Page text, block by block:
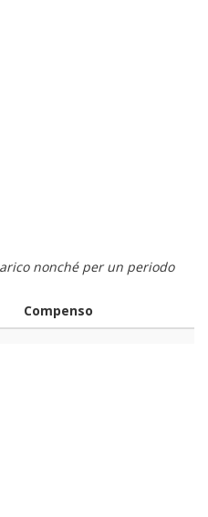
nonché per un periodo
Compenso